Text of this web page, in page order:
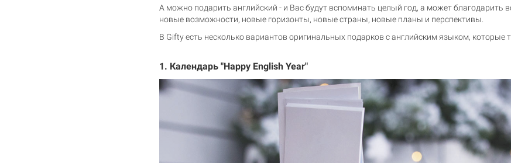
А можно подарить английский - и Вас будут вспоминать целый год, а может благодарить
новые возможности, новые горизонты, новые страны, новые планы и перспективы.
В Giftyесть несколько вариантов оригинальных подарков с английским языком, которые
1. Календарь "Happy English Year"